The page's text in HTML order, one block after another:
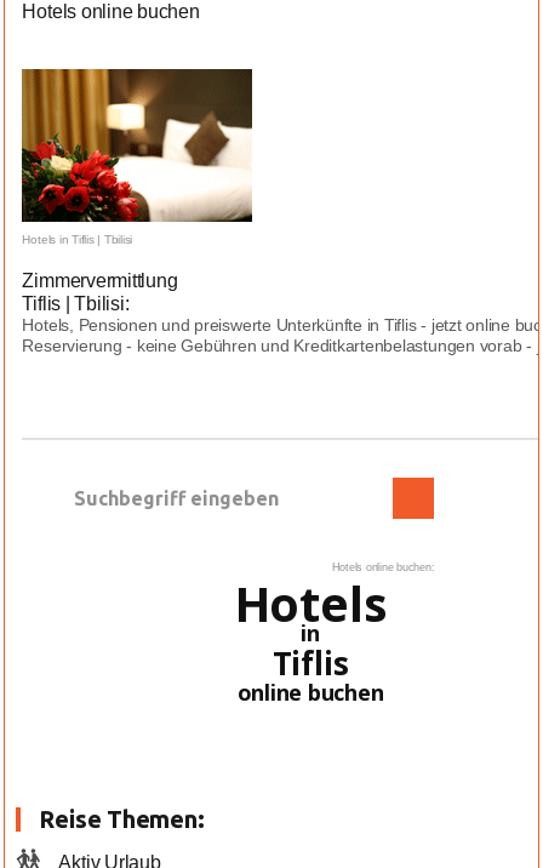
Hotels online buchen
Hotels in Tiflis | Tbilisi
Zimmervermittlung
Tiflis | Tbilisi:
Hotels, Pensionen und preiswerte Unterkünfte in Tiflis - jetzt online
Reservierung - keine Gebühren und Kreditkartenbelastungen vorab -
Hotels online buchen:
Hotels
in
Tiflis
online buchen
Reise Themen:
Aktiv Urlaub